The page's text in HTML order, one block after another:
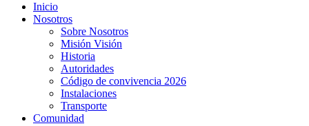
Inicio
Nosotros
Sobre Nosotros
Misión Visión
Historia
Autoridades
Código de convivencia 2026
Instalaciones
Transporte
Comunidad